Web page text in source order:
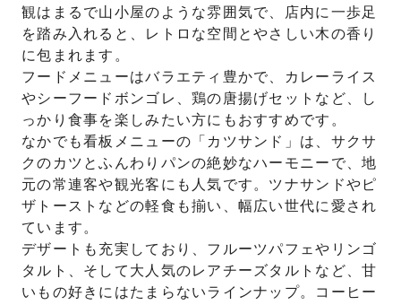
観はまるで山小屋のような雰囲気で、店内に一歩足
を踏み入れると、レトロな空間とやさしい木の香り
に包まれます。
フードメニューはバラエティ豊かで、カレーライス
やシーフードボンゴレ、鶏の唐揚げセットなど、し
っかり食事を楽しみたい方にもおすすめです。
なかでも看板メニューの「カツサンド」は、サクサ
クのカツとふんわりパンの絶妙なハーモニーで、地
元の常連客や観光客にも人気です。ツナサンドやピ
ザトーストなどの軽食も揃い、幅広い世代に愛され
ています。
デザートも充実しており、フルーツパフェやリンゴ
タルト、そして大人気のレアチーズタルトなど、甘
いもの好きにはたまらないラインナップ。コーヒー